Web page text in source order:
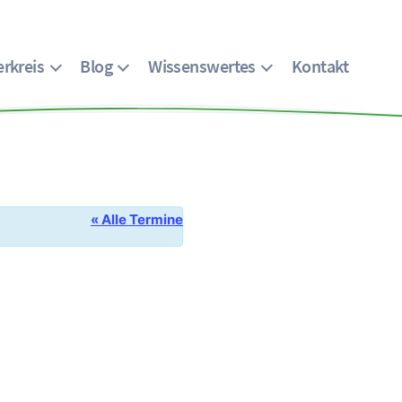
Blog Wissenswertes Kontakt
« Alle Termine